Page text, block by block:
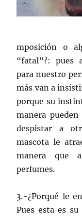
mposición o
“fatal”?: pues
para nuestro
más van a
porque su
manera
despistar a
mascota le
manera que
perfumes.
3.-¿Porqué le
Pues esta es